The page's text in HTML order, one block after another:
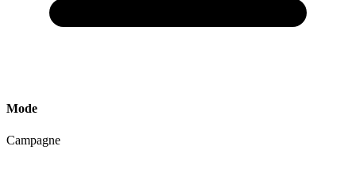
Mode
Campagne